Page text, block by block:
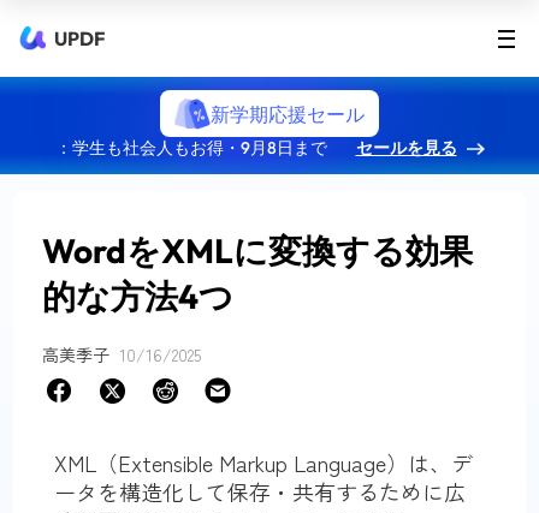
UPDF
新学期応援セール
：学生も社会人もお得・9月8日まで セールを見る
WordをXMLに変換する効果
的な方法4つ
高美季子 10/16/2025
XML（Extensible Markup Language）は、デ
ータを構造化して保存・共有するために広